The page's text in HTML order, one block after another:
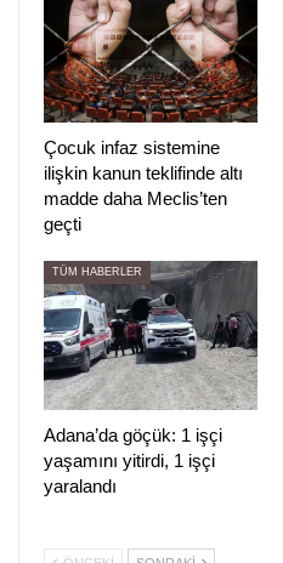
sokakta koronavirüs
Kuruşu tedbir amaçlı olarak 2
karantinaya alınmasına karar
köy ve iki sokakta güvenlik
alınarak giriş ve çıkışlar
PİRHA/ADIYAMAN
Çocuk infaz sistemine
ilişkin kanun teklifinde altı
madde daha Meclis’ten
geçti
TÜM HABERLER
Adana’da göçük: 1 işçi
yaşamını yitirdi, 1 işçi
yaralandı